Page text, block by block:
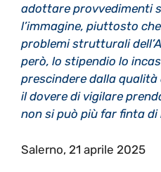
adottare provvedimenti
l’immagine, piuttosto
problemi strutturali
però, lo stipendio lo
prescindere dalla
il dovere di vigilare
non si può più far finta di
Salerno, 21 aprile 2025